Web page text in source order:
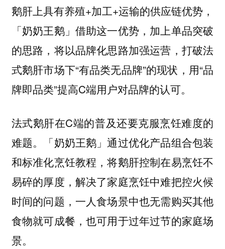
鹅肝上具有养殖+加工+运输的供应链优势，
「奶奶王鹅」借助这一优势，加上单品突破
的思路，将以品牌化思路加强运营，打破法
式鹅肝市场下“有品类无品牌”的现状，用“品
牌即品类”提高C端用户对品牌的认可。
法式鹅肝在C端的普及还要克服烹饪难度的
难题。「奶奶王鹅」通过优化产品组合包装
和标准化烹饪教程，将鹅肝控制在易烹饪不
易碎的厚度，解决了家庭烹饪中难把控火候
时间的问题，一人食场景中也无需购买其他
食物就可成餐，也可用于过年过节的家庭场
景。